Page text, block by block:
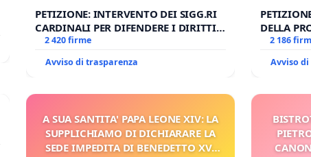
PETIZIONE: INTERVENTO DEI SIGG.RI
CARDINALI PER DIFENDERE I DIRITTI
DELLA SEDE APOSTOLICA (ART. 3 UDG)
2 420 firme
Avviso di trasparenza
DELLA
CORPUS
2 186
Avviso
A SUA SANTITA' PAPA LEONE XIV: LA
SUPPLICHIAMO DI DICHIARARE LA
SEDE IMPEDITA DI BENEDETTO XVI